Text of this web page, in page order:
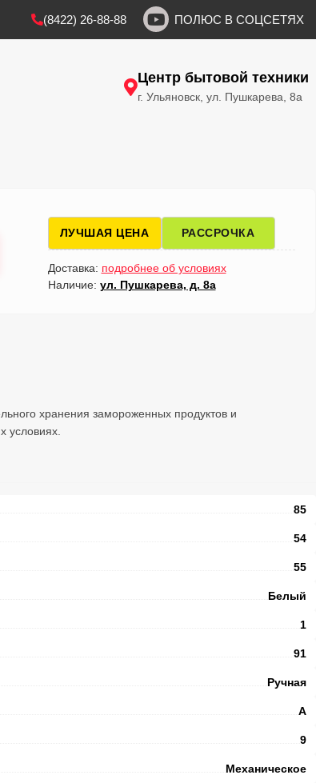
(8422) 26-88-88 ПОЛЮС В СОЦСЕТЯХ
Центр бытовой техники
г. Ульяновск, ул. Пушкарева, 8а
ЛУЧШАЯ ЦЕНА РАССРОЧКА
Доставка: подробнее об условиях
Наличие: ул. Пушкарева, д. 8а
хранения замороженных продуктов и
условиях.
85
54
55
Белый
1
91
Ручная
A
9
Механическое